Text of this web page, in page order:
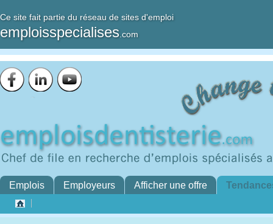
Ce site fait partie du réseau de sites d'emploi
emploisspecialises .com
Emplois Employeurs Afficher une offre